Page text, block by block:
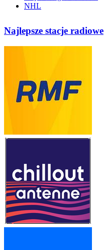
NHL
Najlepsze stacje radiowe